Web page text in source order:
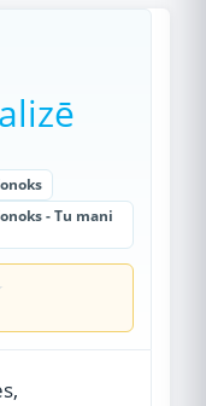
- Tu mani